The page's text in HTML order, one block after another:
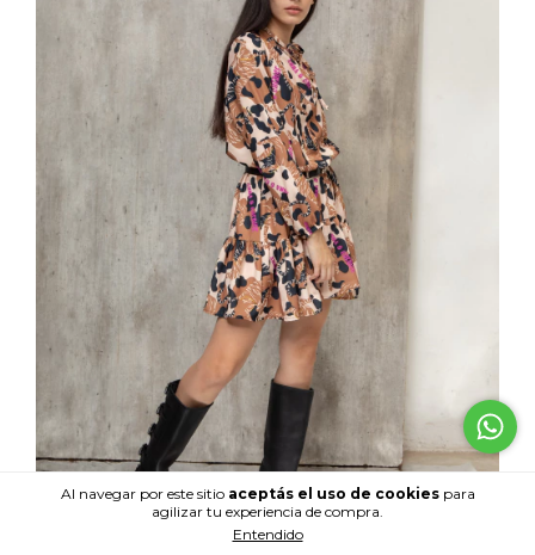
Al navegar por este sitio aceptás el uso de cookiespara
agilizar tu experiencia de compra.
Entendido